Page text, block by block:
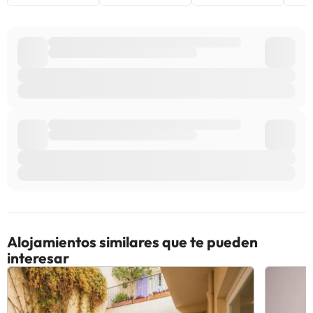
Alojamientos similares que te pueden
interesar